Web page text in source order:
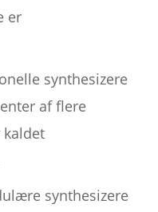
er
synthesizere
af flere
synthesizere